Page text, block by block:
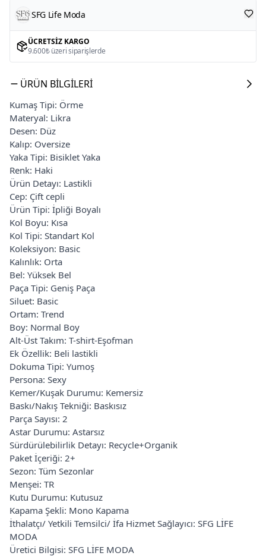
SFG Life Moda
ÜCRETSIZ KARGO
9.600₺ üzeri siparişlerde
ÜRÜN BILGILERI
Kumaş Tipi: Örme
Materyal: Likra
Desen: Düz
Kalıp: Oversize
Yaka Tipi: Bisiklet Yaka
Renk: Haki
Ürün Detayı: Lastikli
Cep: Çift cepli
Ürün Tipi: İpliği Boyalı
Kol Boyu: Kısa
Kol Tipi: Standart Kol
Koleksiyon: Basic
Kalınlık: Orta
Bel: Yüksek Bel
Paça Tipi: Geniş Paça
Siluet: Basic
Ortam: Trend
Boy: Normal Boy
Alt-Üst Takım: T-shirt-Eşofman
Ek Özellik: Beli lastikli
Dokuma Tipi: Yumoş
Persona: Sexy
Kemer/Kuşak Durumu: Kemersiz
Baskı/Nakış Tekniği: Baskısız
Parça Sayısı: 2
Astar Durumu: Astarsız
Sürdürülebilirlik Detayı: Recycle+Organik
Paket İçeriği: 2+
Sezon: Tüm Sezonlar
Menşei: TR
Kutu Durumu: Kutusuz
Kapama Şekli: Mono Kapama
İthalatçı/ Yetkili Temsilci/ İfa Hizmet Sağlayıcı: SFG LİFE
MODA
Üretici Bilgisi: SFG LİFE MODA